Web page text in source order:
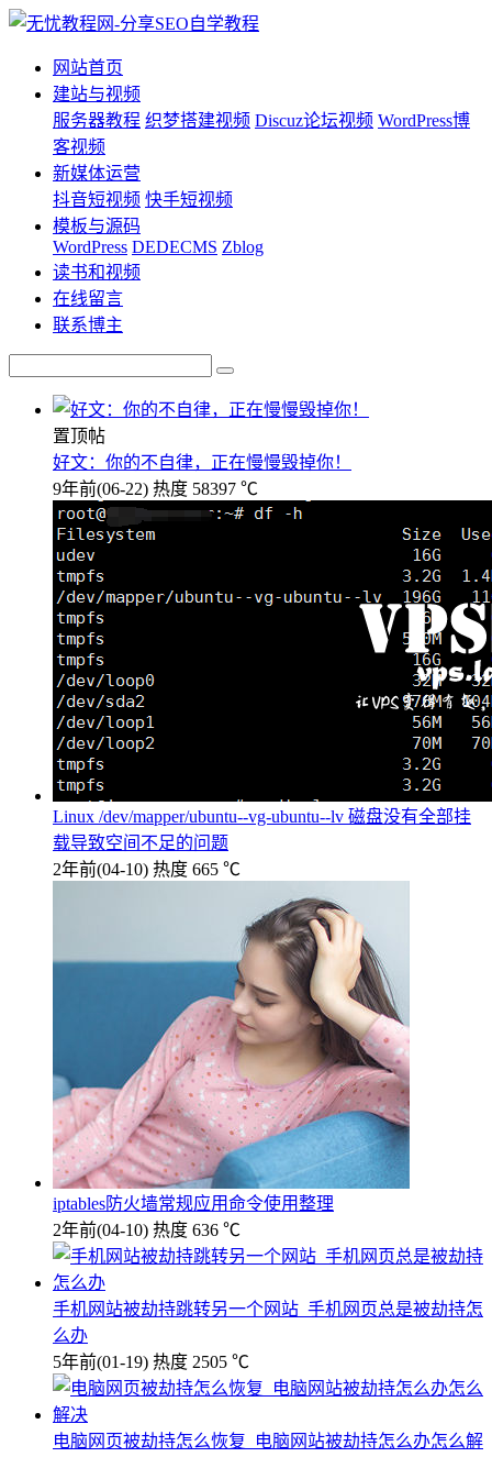
网站首页
建站与视频
服务器教程 织梦搭建视频 Discuz论坛视频 WordPress博
客视频
新媒体运营
抖音短视频 快手短视频
模板与源码
WordPress DEDECMS Zblog
读书和视频
在线留言
联系博主
置顶帖
好文：你的不自律，正在慢慢毁掉你！
9年前(06-22) 热度 58397 ℃
Linux /dev/mapper/ubuntu--vg-ubuntu--lv 磁盘没有全部挂
载导致空间不足的问题
2年前(04-10) 热度 665 ℃
iptables防火墙常规应用命令使用整理
2年前(04-10) 热度 636 ℃
手机网站被劫持跳转另一个网站_手机网页总是被劫持怎
么办
5年前(01-19) 热度 2505 ℃
电脑网页被劫持怎么恢复_电脑网站被劫持怎么办怎么解